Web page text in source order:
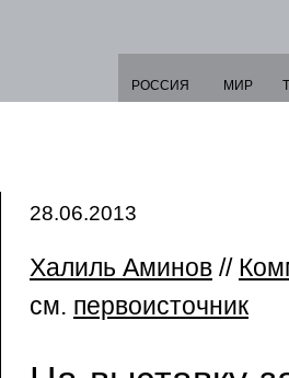
РОССИЯ МИР
28.06.2013
Халиль Аминов //
см. первоисточник